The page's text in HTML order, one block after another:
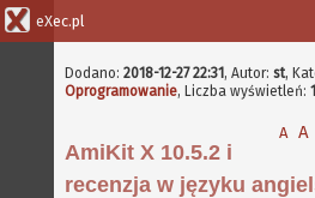
eXec.pl
Dodano: 2018-12-27 22:31 , Autor: st,
Oprogramowanie, Liczba wyświetleń:
A A
AmiKit X 10.5.2 i
recenzja w języku